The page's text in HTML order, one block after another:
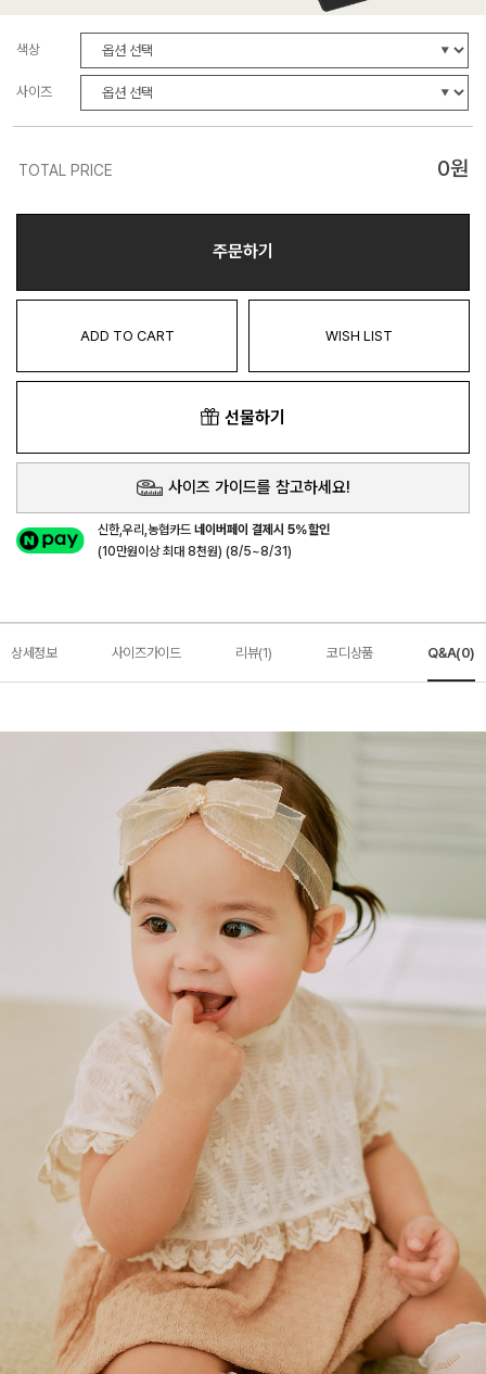
색상
사이즈
TOTAL PRICE 0원
주문하기
ADD TO CART WISH LIST
선물하기
사이즈 가이드를 참고하세요!
신한,우리,농협카드네이버페이 결제시 5%할인
(10만원이상 최대 8천원) (8/5~8/31)
상세정보 사이즈가이드 리뷰(1) 코디상품 Q&A(0)